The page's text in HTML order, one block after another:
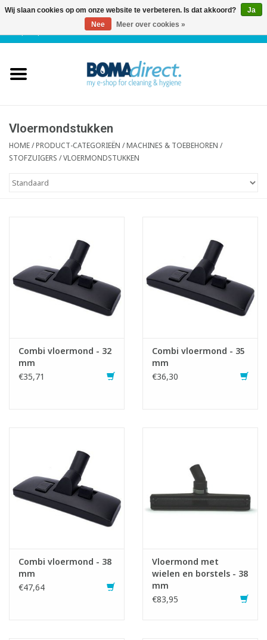
Klantenservice
Blog
Vloermondstukken
HOME/PRODUCT-CATEGORIEËN /MACHINES & TOEBEHOREN /
STOFZUIGERS /VLOERMONDSTUKKEN
Combi vloermond - 32
mm
€35,71
Combi vloermond - 35
mm
€36,30
Combi vloermond - 38
mm
€47,64
Vloermond met
wielen en borstels - 38
mm
€83,95
Wij slaan cookies op om onze website te verbeteren. Is dat akkoord?
Ja
Nee
Meer over cookies »